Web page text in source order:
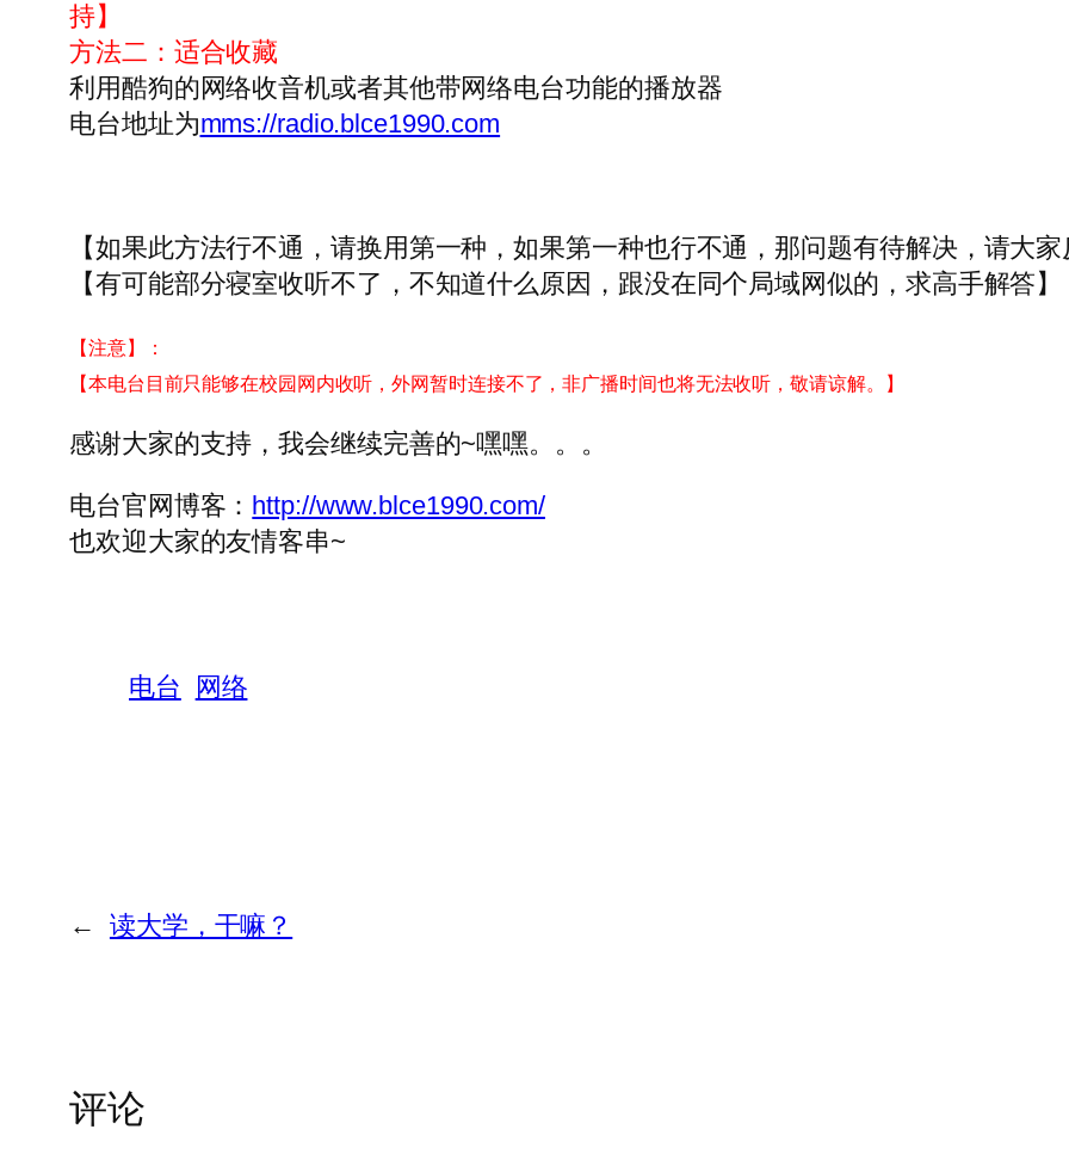
持】
方法二：适合收藏
利用酷狗的网络收音机或者其他带网络电台功能的播放器
电台地址为mms://radio.blce1990.com
【如果此方法行不通，请换用第一种，如果第一种也行不通，那问题有待解决，请大家
【有可能部分寝室收听不了，不知道什么原因，跟没在同个局域网似的，求高手解答】
【注意】：
【本电台目前只能够在校园网内收听，外网暂时连接不了，非广播时间也将无法收听，敬请谅解。】
感谢大家的支持，我会继续完善的~嘿嘿。。。
电台官网博客： http://www.blce1990.com/
也欢迎大家的友情客串~
电台 网络
← 读大学，干嘛？
评论